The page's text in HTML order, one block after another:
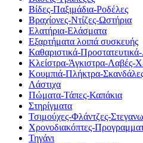
Βίδες-Παξιμάδια-Ροδέλες
Βραχίονες-Ντίζες-Ωστήρια
Ελατήρια-Ελάσματα
Εξαρτήματα λοιπά συσκευής
Καθαριστικά-
Κλείστρα-Άγκιστρα-Λαβές-
Κουμπιά-Πλήκτρα-
Λάστιχα
Πώματα-Τάπες-Καπάκια
Στηρίγματα
Τσιμούχες-Φλάντζες-
Χρονοδιακόπτες-
Τηγάνι